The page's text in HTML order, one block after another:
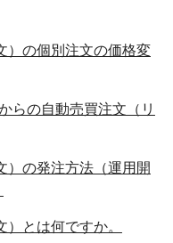
）の個別注文の価格変
らの自動売買注文（リ
）の発注方法（運用開
とは何ですか。